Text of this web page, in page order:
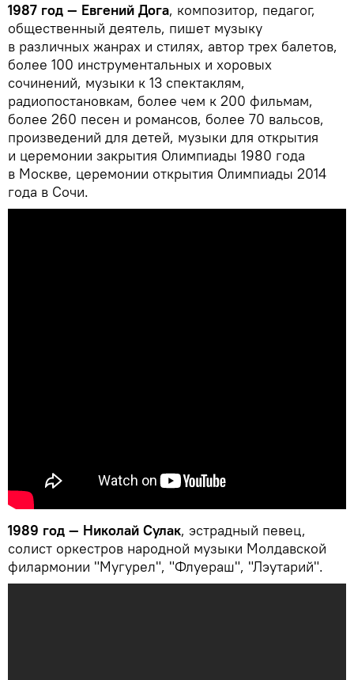
1987 год — Евгений Дога, композитор, педагог,
общественный деятель, пишет музыку
в различных жанрах и стилях, автор трех балетов,
более 100 инструментальных и хоровых
сочинений, музыки к 13 спектаклям,
радиопостановкам, более чем к 200 фильмам,
более 260 песен и романсов, более 70 вальсов,
произведений для детей, музыки для открытия
и церемонии закрытия Олимпиады 1980 года
в Москве, церемонии открытия Олимпиады 2014
года в Сочи.
1989 год — Николай Сулак, эстрадный певец,
солист оркестров народной музыки Молдавской
филармонии "Мугурел", "Флуераш", "Лэутарий".